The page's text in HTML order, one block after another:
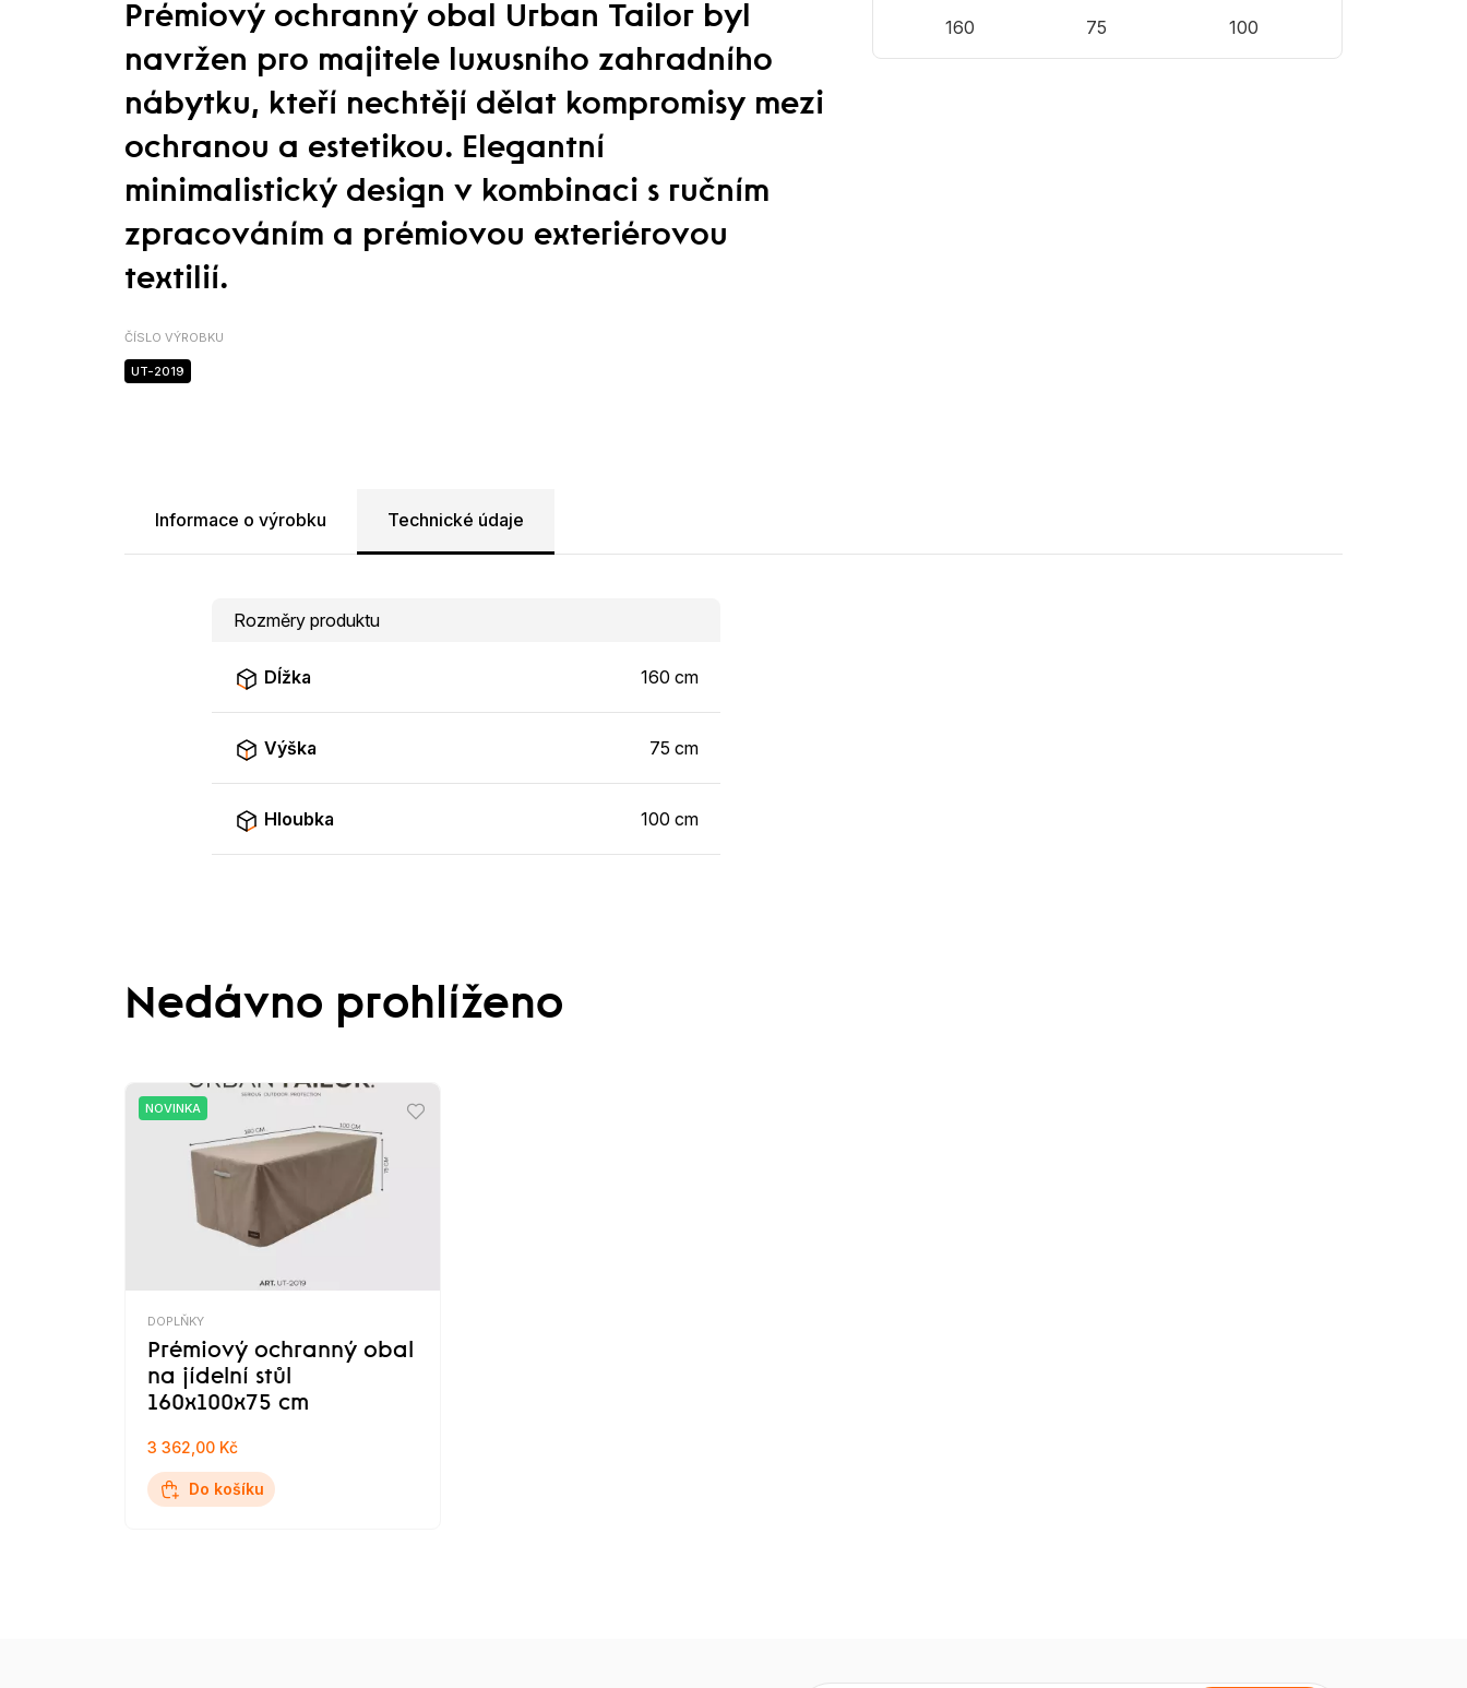
Prémiový ochranný obal Urban Tailor byl
navržen pro majitele luxusního zahradního
nábytku, kteří nechtějí dělat kompromisy mezi
ochranou a estetikou. Elegantní
minimalistický design v kombinaci s ručním
zpracováním a prémiovou exteriérovou
textilií.
ČÍSLO VÝROBKU
UT-2019
160 75 100
Informace o výrobku Technické údaje
Rozměry produktu
Dĺžka 160 cm
Výška 75 cm
Hloubka 100 cm
Nedávno prohlíženo
NOVINKA
DOPLŇKY
Prémiový ochranný obal
na jídelní stůl
160x100x75 cm
3 362,00 Kč
Do košíku